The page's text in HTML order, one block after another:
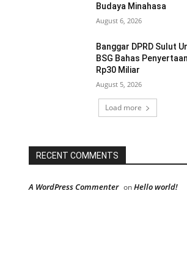
Budaya Minahasa
August 6, 2026
Banggar DPRD Sulut
BSG Bahas
Rp30 Miliar
August 5, 2026
Load more
RECENT COMMENTS
A WordPress Commenter onHello world!